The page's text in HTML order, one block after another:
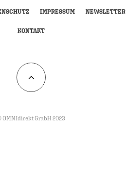
IMPRESSUM NEWSLETTER
KONTAKT
OMNIdirekt GmbH 2023